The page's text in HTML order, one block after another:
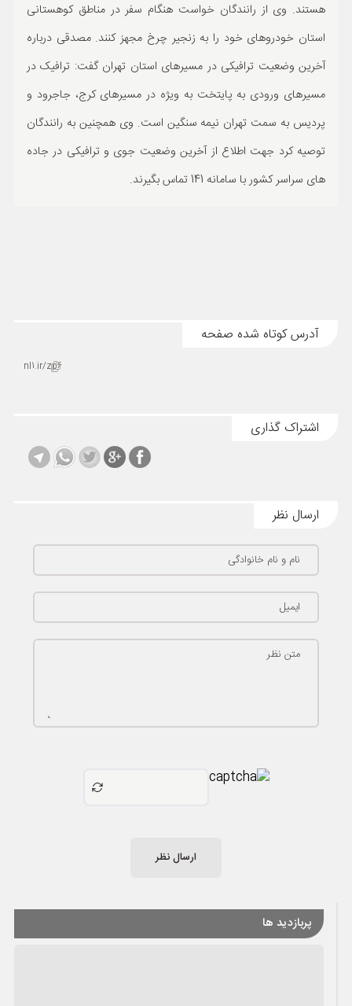
هستند. وی از رانندگان خواست هنگام سفر در مناطق کوهستانی
استان خودروهای خود را به زنجیر چرخ مجهز کنند. مصدقی درباره
آخرین وضعیت ترافیکی در مسیرهای استان تهران گفت: ترافیک در
مسیرهای ورودی به پایتخت به ویژه در مسیرهای کرج، جاجرود و
پردیس به سمت تهران نیمه سنگین است. وی همچنین به رانندگان
توصیه کرد جهت اطلاع از آخرین وضعیت جوی و ترافیکی در جاده
های سراسر کشور با سامانه 141 تماس بگیرند.
آدرس کوتاه شده صفحه
nl1.ir/zp6
اشتراک گذاری
ارسال نظر
نام و نام خانوادگی
ایمیل
متن نظر
ارسال نظر
پربازدید ها